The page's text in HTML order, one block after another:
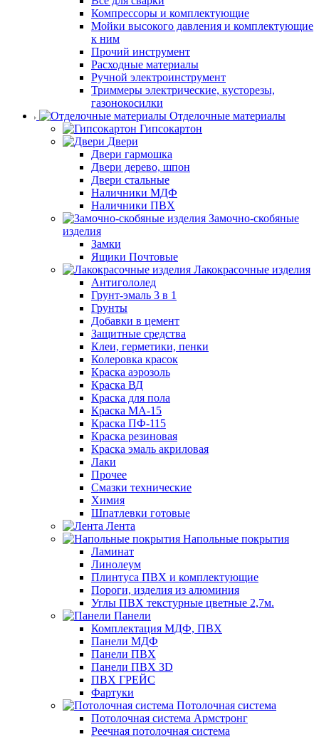
Компрессоры и комплектующие
Мойки высокого давления и комплектующие
к ним
Прочий инструмент
Расходные материалы
Ручной электроинструмент
Триммеры электрические, кусторезы,
газонокосилки
Отделочные материалы
Гипсокартон
Двери
Двери гармошка
Двери дерево, шпон
Двери стальные
Наличники МДФ
Наличники ПВХ
Замочно-скобяные
изделия
Замки
Ящики Почтовые
Лакокрасочные изделия
Антигололед
Грунт-эмаль 3 в 1
Грунты
Добавки в цемент
Защитные средства
Клеи, герметики, пенки
Колеровка красок
Краска аэрозоль
Краска ВД
Краска для пола
Краска МА-15
Краска ПФ-115
Краска резиновая
Краска эмаль акриловая
Лаки
Прочее
Смазки технические
Химия
Шпатлевки готовые
Лента
Напольные покрытия
Ламинат
Линолеум
Плинтуса ПВХ и комплектующие
Пороги, изделия из алюминия
Углы ПВХ текстурные цветные 2,7м.
Панели
Комплектация МДФ, ПВХ
Панели МДФ
Панели ПВХ
Панели ПВХ 3D
ПВХ ГРЕЙС
Фартуки
Потолочная система
Потолочная система Армстронг
Реечная потолочная система